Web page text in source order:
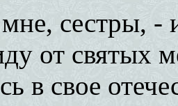
сестры, -
от святых
в свое